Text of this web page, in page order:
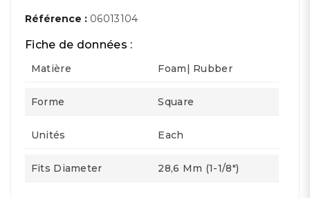
Référence : 06013104
Fiche de données :
Matière Foam| Rubber
Forme Square
Unités Each
Fits Diameter 28,6 Mm (1-1/8")